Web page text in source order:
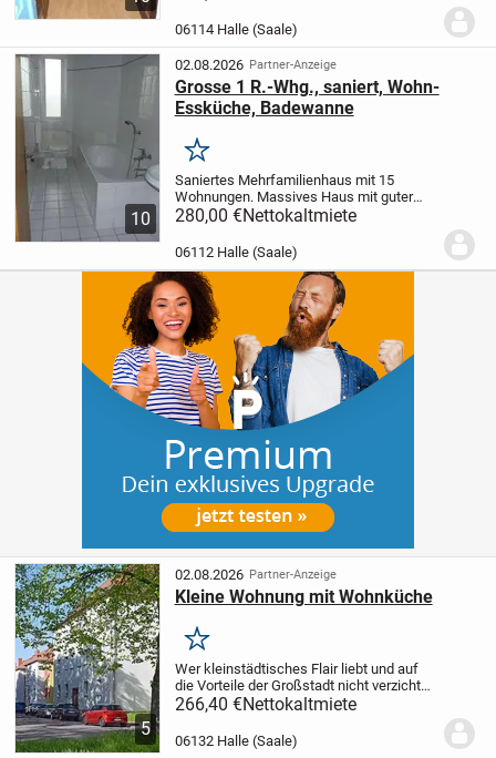
Wärmeschutz eingebaut.
06114 Halle (Saale)
10
02.08.2026 Partner-Anzeige
Grosse 1 R.-Whg., saniert, Wohn-
Essküche, Badewanne
Merken
Saniertes Mehrfamilienhaus mit 15
Wohnungen. Massives Haus mit guter
Dämmung und geringem
und Grillplatz zur allgemeinen Nutzung.
280,00 €Nettokaltmiete
06112 Halle (Saale)
5
02.08.2026 Partner-Anzeige
Kleine Wohnung mit Wohnküche
Merken
Wer kleinstädtisches Flair liebt und auf
die Vorteile der Großstadt nicht verzichten
will,für den ist hier, im Ortsteil
Wohnen. Die sanierten Wohnungen mit
266,40 €Nettokaltmiete
06132 Halle (Saale)